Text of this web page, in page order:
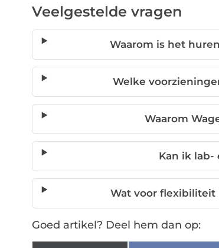
Veelgestelde vragen
Waarom is het
Welke
Waarom
Kan ik
Wat voor flexibiliteit
Goed artikel? Deel hem dan op: